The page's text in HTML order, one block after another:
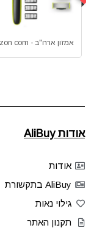
אמזון ארה"ב - Amazon com
אודות AliBuy
אודות
AliBuy בתקשורת
גילוי נאות
תקנון האתר